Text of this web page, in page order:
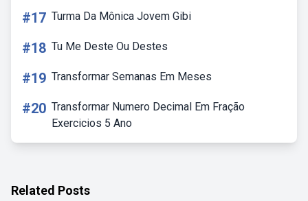
#17 Turma Da Mônica Jovem Gibi
#18 Tu Me Deste Ou Destes
#19 Transformar Semanas Em Meses
#20 Transformar Numero Decimal Em Fração
Exercicios 5 Ano
Related Posts